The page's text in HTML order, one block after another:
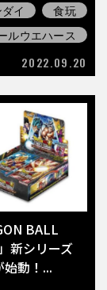
イ
食玩
ルウエハース
2022.09.20
BALL
新シリーズ
始動！...